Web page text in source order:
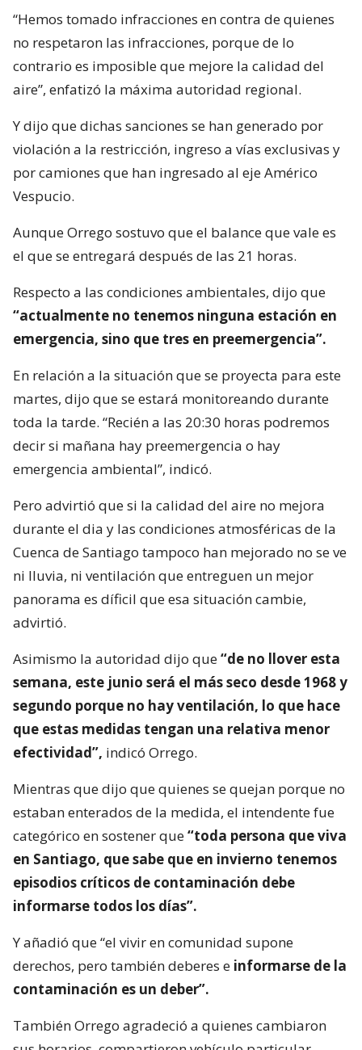
“Hemos tomado infracciones en contra de quienes
no respetaron las infracciones, porque de lo
contrario es imposible que mejore la calidad del
aire”, enfatizó la máxima autoridad regional.
Y dijo que dichas sanciones se han generado por
violación a la restricción, ingreso a vías exclusivas y
por camiones que han ingresado al eje Américo
Vespucio.
Aunque Orrego sostuvo que el balance que vale es
el que se entregará después de las 21 horas.
Respecto a las condiciones ambientales, dijo que
“actualmente no tenemos ninguna estación en
emergencia, sino que tres en preemergencia”.
En relación a la situación que se proyecta para este
martes, dijo que se estará monitoreando durante
toda la tarde. “Recién a las 20:30 horas podremos
decir si mañana hay preemergencia o hay
emergencia ambiental”, indicó.
Pero advirtió que si la calidad del aire no mejora
durante el dia y las condiciones atmosféricas de la
Cuenca de Santiago tampoco han mejorado no se ve
ni lluvia, ni ventilación que entreguen un mejor
panorama es díficil que esa situación cambie,
advirtió.
Asimismo la autoridad dijo que“de no llover esta
semana, este junio será el más seco desde 1968 y
segundo porque no hay ventilación, lo que hace
que estas medidas tengan una relativa menor
efectividad”, indicó Orrego.
Mientras que dijo que quienes se quejan porque no
estaban enterados de la medida, el intendente fue
categórico en sostener que“toda persona que viva
en Santiago, que sabe que en invierno tenemos
episodios críticos de contaminación debe
informarse todos los días”.
Y añadió que “el vivir en comunidad supone
derechos, pero también deberes e informarse de la
contaminación es un deber”.
También Orrego agradeció a quienes cambiaron